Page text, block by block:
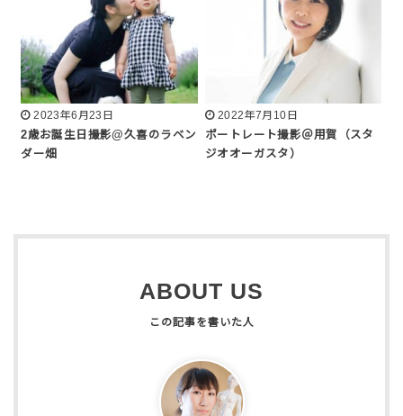
2023年6月23日
2歳お誕生日撮影@久喜のラベン
ダー畑
2022年7月10日
ポートレート撮影＠用賀（スタ
ジオオーガスタ）
ABOUT US